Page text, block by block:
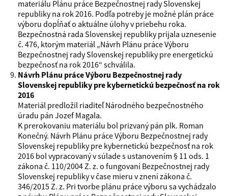
materiálu Plánu práce Bezpečnostnej rady Slovenskej
republiky na rok 2016. Podľa potreby je možné plán práce
výboru dopĺňať o aktuálne úlohy v priebehu roka.
Bezpečnostná rada Slovenskej republiky prijala uznesenie
č. 476, ktorým materiál „Návrh Plánu práce Výboru
Bezpečnostnej rady Slovenskej republiky pre energetickú
bezpečnosť na rok 2016“ schválila.
Návrh Plánu práce Výboru Bezpečnostnej rady
Slovenskej republiky pre kybernetickú bezpečnosť na rok
2016
Materiál predložil riaditeľ Národného bezpečnostného
úradu pán Jozef Magala.
K prerokovaniu materiálu bol prizvaný pán plk. Roman
Konečný. Návrh Plánu práce Výboru Bezpečnostnej rady
Slovenskej republiky pre kybernetickú bezpečnosť na rok
2016 bol vypracovaný v súlade s ustanovením § 11 ods. 1
zákona č. 110/2004 Z. z. o fungovaní Bezpečnostnej rady
Slovenskej republiky v čase mieru v znení zákona č.
346/2015 Z. z. Pri tvorbe plánu práce výboru sa vychádzalo